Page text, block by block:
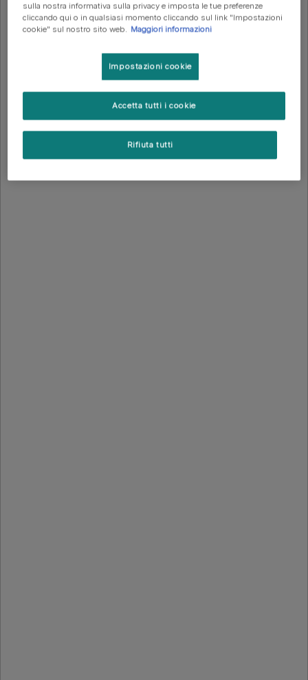
sulla nostra informativa sulla privacy e imposta le tue preferenze
cliccando qui o in qualsiasi momento cliccando sul link "Impostazioni
cookie" sul nostro sito web. Maggiori informazioni
Impostazioni cookie
Rifiuta tutti
Accetta tutti i cookie